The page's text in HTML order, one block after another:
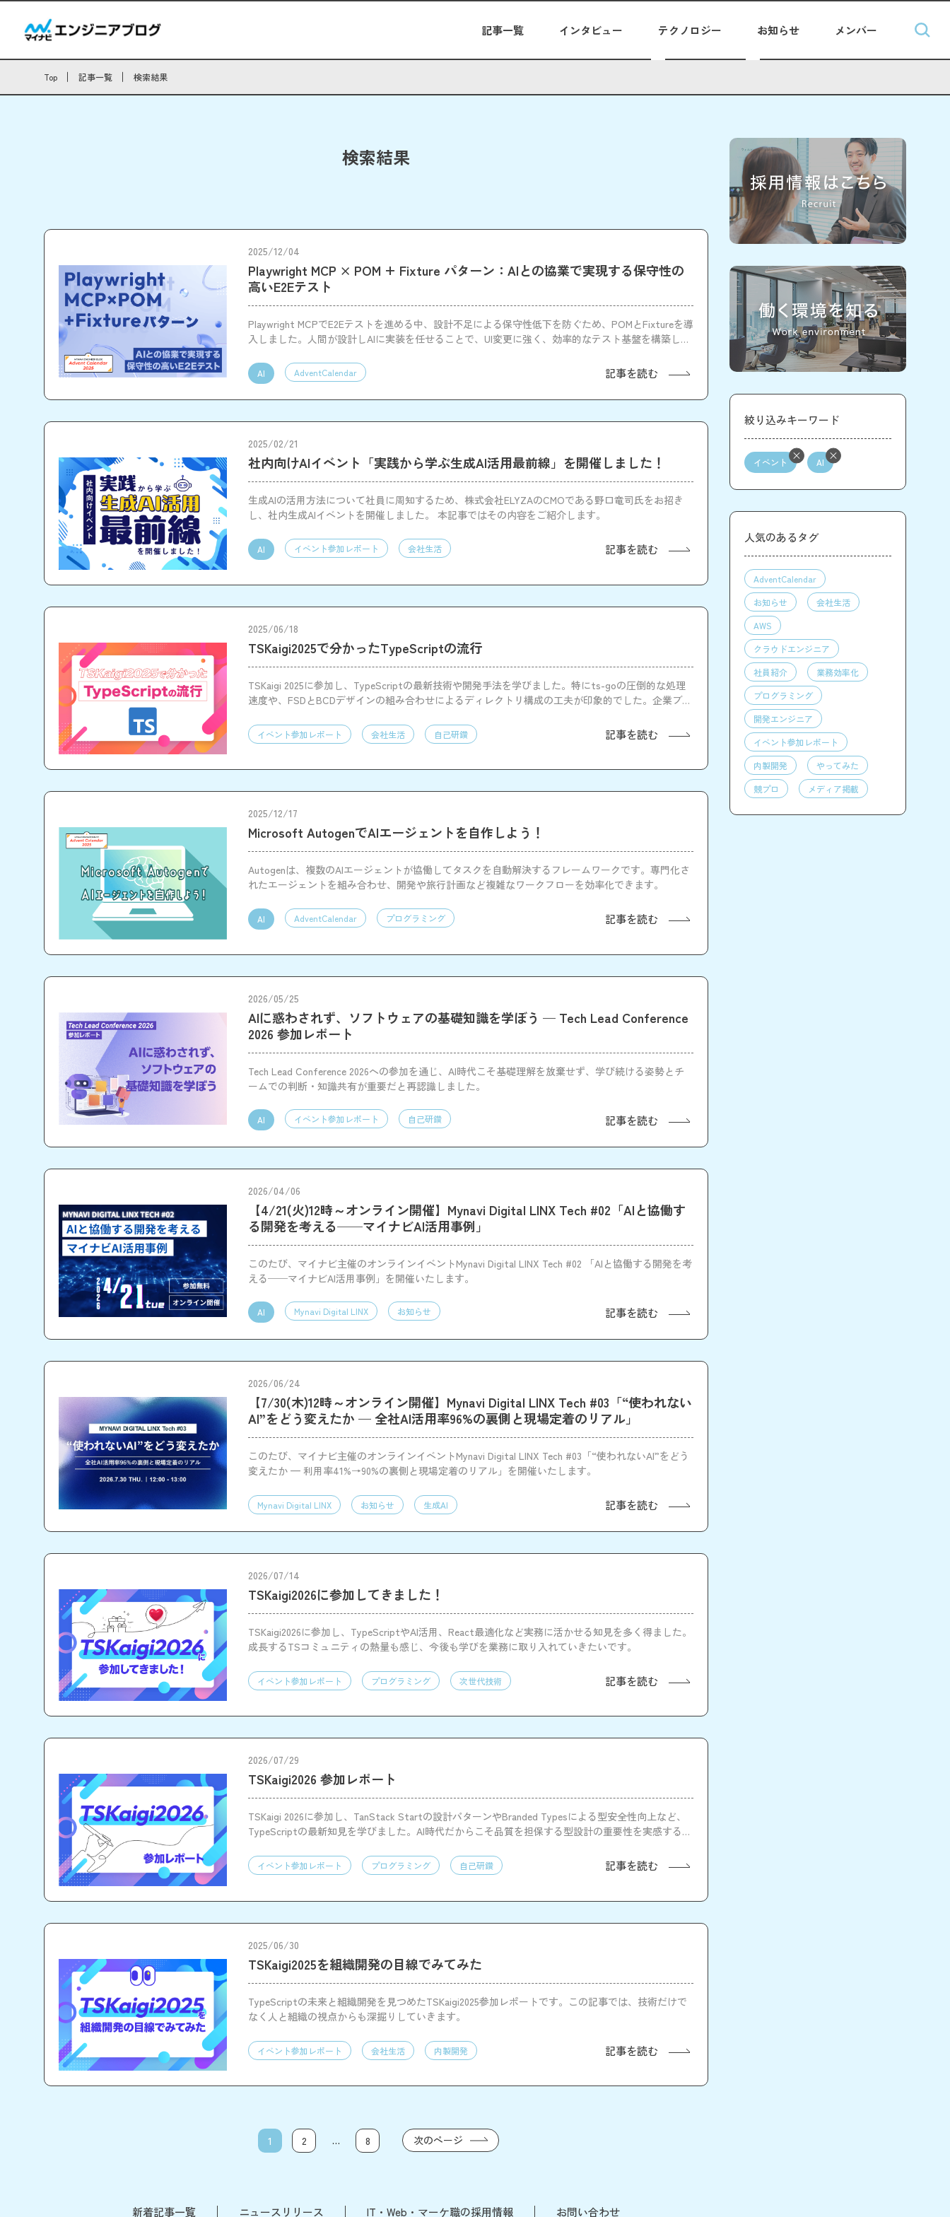
記事一覧 インタビュー テクノロジー お知らせ メンバー
Top 記事一覧 検索結果
検索結果
2025/12/04
Playwright MCP × POM + Fixture パターン：AIとの協業で実現する保守性の
高いE2Eテスト
Playwright MCPでE2Eテストを進める中、設計不足による保守性低下を防ぐため、POMとFixtureを導
入しました。人間が設計しAIに実装を任せることで、UI変更に強く、効率的なテスト基盤を構築して
AI AdventCalendar 記事を読む
2025/02/21
社内向けAIイベント「実践から学ぶ生成AI活用最前線」を開催しました！
生成AIの活用方法について社員に周知するため、株式会社ELYZAのCMOである野口竜司氏をお招き
し、社内生成AIイベントを開催しました。 本記事ではその内容をご紹介します。
AI イベント参加レポート 会社生活 記事を読む
2025/06/18
TSKaigi2025で分かったTypeScriptの流行
TSKaigi 2025に参加し、TypeScriptの最新技術や開発手法を学びました。特にts-goの圧倒的な処理
速度や、FSDとBCDデザインの組み合わせによるディレクトリ構成の工夫が印象的でした。企業ブー
イベント参加レポート 会社生活 自己研鑽 記事を読む
2025/12/17
Microsoft AutogenでAIエージェントを自作しよう！
Autogenは、複数のAIエージェントが協働してタスクを自動解決するフレームワークです。専門化さ
れたエージェントを組み合わせ、開発や旅行計画など複雑なワークフローを効率化できます。
AI AdventCalendar プログラミング 記事を読む
2026/05/25
AIに惑わされず、ソフトウェアの基礎知識を学ぼう — Tech Lead Conference
2026 参加レポート
Tech Lead Conference 2026への参加を通じ、AI時代こそ基礎理解を放棄せず、学び続ける姿勢とチ
ームでの判断・知識共有が重要だと再認識しました。
AI イベント参加レポート 自己研鑽 記事を読む
2026/04/06
【4/21(火)12時～オンライン開催】Mynavi Digital LINX Tech #02「AIと協働す
る開発を考える──マイナビAI活用事例」
このたび、マイナビ主催のオンラインイベントMynavi Digital LINX Tech #02 「AIと協働する開発を考
える──マイナビAI活用事例」を開催いたします。
AI Mynavi Digital LINX お知らせ 記事を読む
2026/06/24
【7/30(木)12時～オンライン開催】Mynavi Digital LINX Tech #03「“使われない
AI”をどう変えたか — 全社AI活用率96%の裏側と現場定着のリアル」
このたび、マイナビ主催のオンラインイベントMynavi Digital LINX Tech #03「“使われないAI”をどう
変えたか — 利用率41%→90%の裏側と現場定着のリアル」を開催いたします。
Mynavi Digital LINX お知らせ 生成AI 記事を読む
2026/07/14
TSKaigi2026に参加してきました！
TSKaigi2026に参加し、TypeScriptやAI活用、React最適化など実務に活かせる知見を多く得ました。
成長するTSコミュニティの熱量も感じ、今後も学びを業務に取り入れていきたいです。
イベント参加レポート プログラミング 次世代技術 記事を読む
2026/07/29
TSKaigi2026 参加レポート
TSKaigi 2026に参加し、TanStack Startの設計パターンやBranded Typesによる型安全性向上など、
TypeScriptの最新知見を学びました。AI時代だからこそ品質を担保する型設計の重要性を実感すると
イベント参加レポート プログラミング 自己研鑽 記事を読む
2025/06/30
TSKaigi2025を組織開発の目線でみてみた
TypeScriptの未来と組織開発を見つめたTSKaigi2025参加レポートです。この記事では、技術だけで
なく人と組織の視点からも深掘りしていきます。
イベント参加レポート 会社生活 内製開発 記事を読む
1 2 … 8 次のページ
新着記事一覧 ニュースリリース IT・Web・マーケ職の採用情報 お問い合わせ
絞り込みキーワード
イベント AI
人気のあるタグ
AdventCalendar
お知らせ
会社生活
AWS
クラウドエンジニア
社員紹介
業務効率化
プログラミング
開発エンジニア
イベント参加レポート
内製開発
やってみた
競プロ
メディア掲載